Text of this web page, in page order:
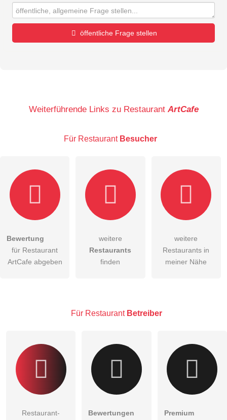
öffentliche Frage stellen
E-Mail-Adresse (wird nicht veröffentlicht)
Hiermit akzeptiere ich dieAGB
DieDatenschutzerklärung habe ich zur Kenntnis genommen.
Bitte beachten Sie, öffentliche Fragen sind
Restaurant-Eintrag zu stellen.
Weiterführende Links zu Restaurant ArtCafe
Für Restaurant Besucher
Bewertung
für Restaurant
ArtCafe abgeben
weitere
Restaurants
finden
weitere
Restaurants in
meiner Nähe
Für Restaurant Betreiber
Restaurant-
Bewertungen
Premium